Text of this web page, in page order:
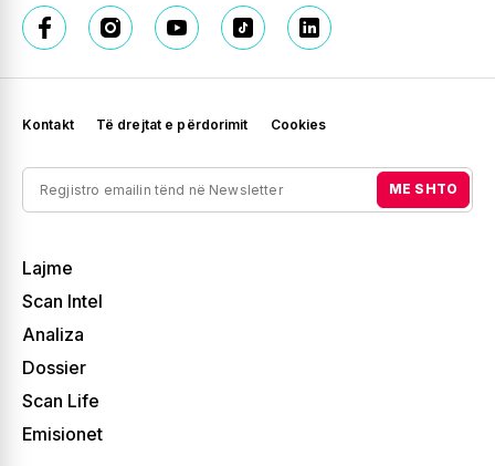
Lajme
Scan Intel
Analiza
Dossier
Scan Life
Emisionet
Kontakt Të drejtat e përdorimit Cookies
ME SHTO